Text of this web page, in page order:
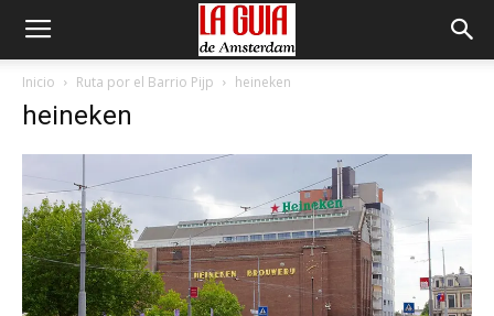
Inicio Ruta por el Barrio Pijp heineken
heineken